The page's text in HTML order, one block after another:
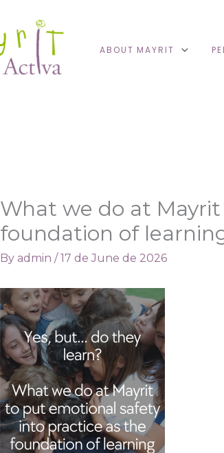
ABOUT MAYRIT
What we do at
foundation of
By admin /17 de June de 2026